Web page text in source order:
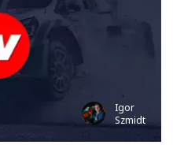
Igor
Szmidt